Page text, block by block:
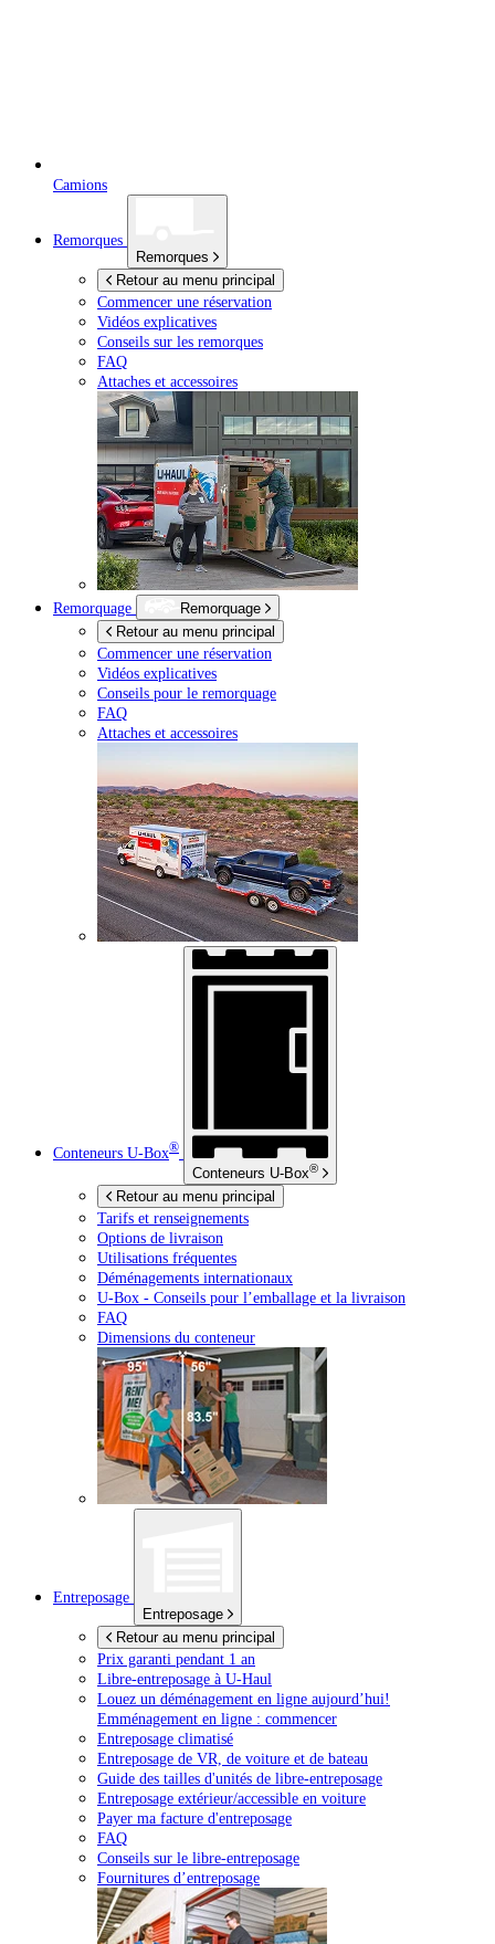
Camions
Remorques
Remorques
Retour au menu principal
Commencer une réservation
Vidéos explicatives
Conseils sur les remorques
FAQ
Attaches et accessoires
Remorquage
Remorquage
Retour au menu principal
Commencer une réservation
Vidéos explicatives
Conseils pour le remorquage
FAQ
Attaches et accessoires
Conteneurs U-Box®
Conteneurs U-Box®
Retour au menu principal
Tarifs et renseignements
Options de livraison
Utilisations fréquentes
Déménagements internationaux
U-Box - Conseils pour l’emballage et la livraison
FAQ
Dimensions du conteneur
Entreposage
Entreposage
Retour au menu principal
Prix garanti pendant 1 an
Libre-entreposage à U-Haul
Louez un déménagement en ligne aujourd’hui!
Emménagement en ligne : commencer
Entreposage climatisé
Entreposage de VR, de voiture et de bateau
Guide des tailles d'unités de libre-entreposage
Entreposage extérieur/accessible en voiture
Payer ma facture d'entreposage
FAQ
Conseils sur le libre-entreposage
Fournitures d’entreposage